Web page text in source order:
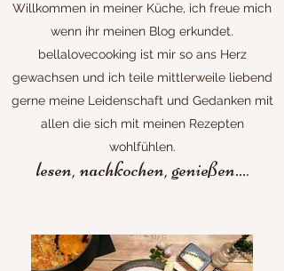
Willkommen in meiner Küche, ich freue mich
wenn ihr meinen Blog erkundet.
bellalovecooking ist mir so ans Herz
gewachsen und ich teile mittlerweile liebend
gerne meine Leidenschaft und Gedanken mit
allen die sich mit meinen Rezepten
wohlfühlen.
lesen, nachkochen, genießen....